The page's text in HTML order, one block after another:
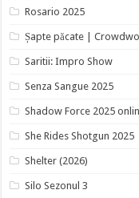
Rosario 2025
Șapte păcate |
Saritii: Impro Show
Senza Sangue 2025
Shadow Force 2025
She Rides Shotgun 2025
Shelter (2026)
Silo Sezonul 3